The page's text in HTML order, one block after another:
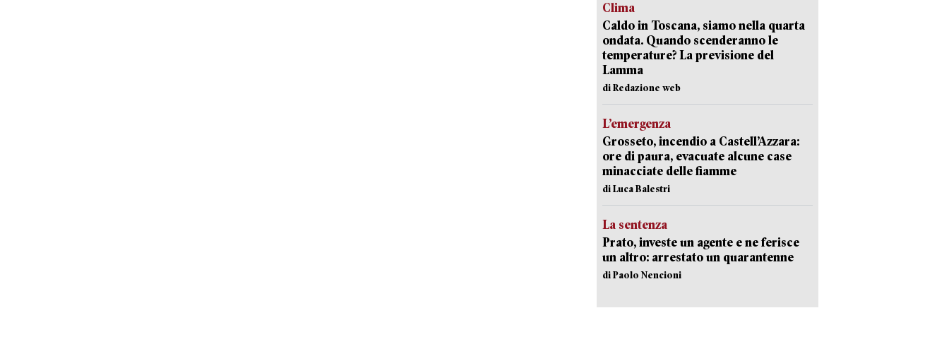
Clima
Caldo in Toscana, siamo nella quarta
ondata. Quando scenderanno le
temperature? La previsione del
Lamma
di Redazione web
L’emergenza
Grosseto, incendio a Castell’Azzara:
ore di paura, evacuate alcune case
minacciate delle fiamme
di Luca Balestri
La sentenza
Prato, investe un agente e ne ferisce
un altro: arrestato un quarantenne
di Paolo Nencioni